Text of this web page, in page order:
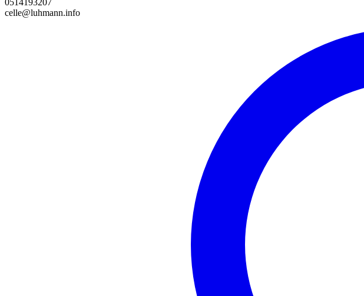
0514193207
celle@luhmann.info